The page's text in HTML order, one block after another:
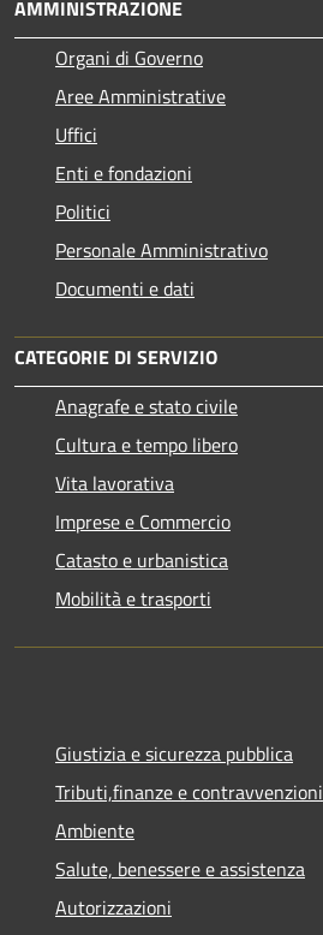
AMMINISTRAZIONE
Organi di Governo
Aree Amministrative
Uffici
Enti e fondazioni
Politici
Personale Amministrativo
Documenti e dati
CATEGORIE DI SERVIZIO
Anagrafe e stato civile
Cultura e tempo libero
Vita lavorativa
Imprese e Commercio
Catasto e urbanistica
Mobilità e trasporti
Giustizia e sicurezza pubblica
Tributi,finanze e contravvenzioni
Ambiente
Salute, benessere e assistenza
Autorizzazioni